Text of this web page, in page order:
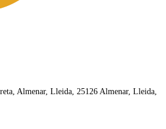
Almenar, Lleida, 25126 Almenar, Lleida,